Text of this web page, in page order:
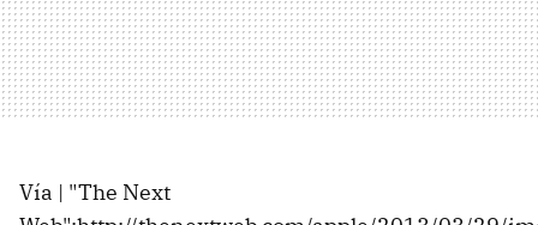
Vía | "The Next